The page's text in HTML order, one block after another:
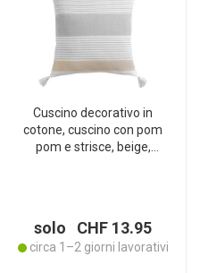
Cuscino decorativo in
cotone, cuscino con pom
pom e strisce, beige,
solo CHF 13.95
circa 1–2 giorni lavorativi